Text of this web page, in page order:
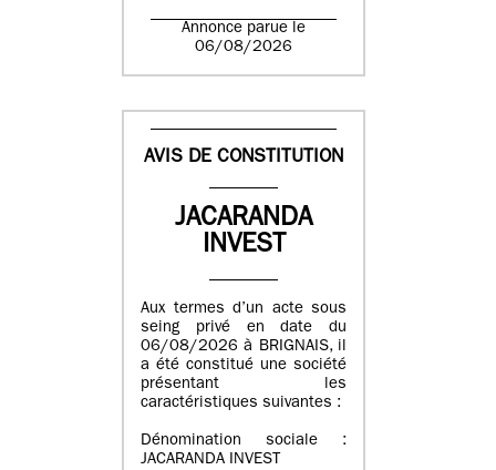
Annonce parue le
06/08/2026
AVIS DE CONSTITUTION
JACARANDA
INVEST
Aux termes d’un acte sous
seing privé en date du
06/08/2026 à BRIGNAIS, il
a été constitué une société
présentant les
caractéristiques suivantes :
Dénomination sociale :
JACARANDA INVEST